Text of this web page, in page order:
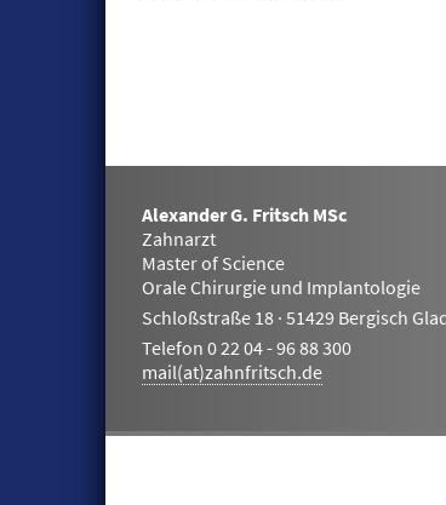
Alexander G. Fritsch MSc
Zahnarzt
Master of Science
Orale Chirurgie und Implantologie
Schloßstraße 18 · 51429 Bergisch
Telefon 0 22 04 - 96 88 300
mail(at)zahnfritsch.de